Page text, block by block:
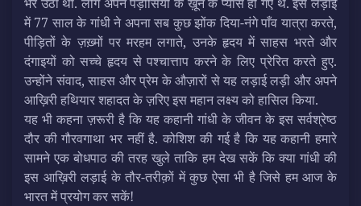
में 77 साल के गांधी ने अपना सब कुछ झोंक दिया-नंगे पाँव यात्रा करते,
पीड़ितों के ज़ख़्मों पर मरहम लगाते, उनके हृदय में साहस भरते और
दंगाइयों को सच्चे हृदय से पश्चात्ताप करने के लिए प्रेरित करते हुए.
उन्होंने संवाद, साहस और प्रेम के औज़ारों से यह लड़ाई लड़ी और अपने
आख़िरी हथियार शहादत के ज़रिए इस महान लक्ष्य को हासिल किया.
यह भी कहना ज़रूरी है कि यह कहानी गांधी के जीवन के इस सर्वश्रेष्ठ
दौर की गौरवगाथा भर नहीं है. कोशिश की गई है कि यह कहानी हमारे
सामने एक बोधपाठ की तरह खुले ताकि हम देख सकें कि क्या गांधी की
इस आख़िरी लड़ाई के तौर-तरीक़ों में कुछ ऐसा भी है जिसे हम आज के
भारत में प्रयोग कर सकें!